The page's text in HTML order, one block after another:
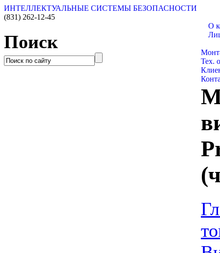
ИНТЕЛЛЕКТУАЛЬНЫЕ СИСТЕМЫ БЕЗОПАСНОСТИ
(831) 262-12-45
Поиск
О
Тех.